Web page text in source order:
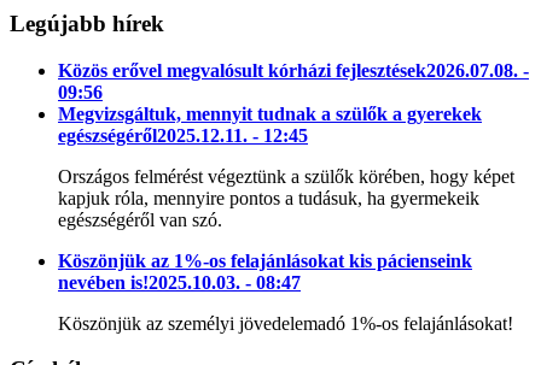
Legújabb hírek
Közös erővel megvalósult kórházi fejlesztések2026.07.08. -
09:56
Megvizsgáltuk, mennyit tudnak a szülők a gyerekek
egészségéről2025.12.11. - 12:45
Országos felmérést végeztünk a szülők körében, hogy képet
kapjuk róla, mennyire pontos a tudásuk, ha gyermekeik
egészségéről van szó.
Köszönjük az 1%-os felajánlásokat kis pácienseink
nevében is!2025.10.03. - 08:47
Köszönjük az személyi jövedelemadó 1%-os felajánlásokat!